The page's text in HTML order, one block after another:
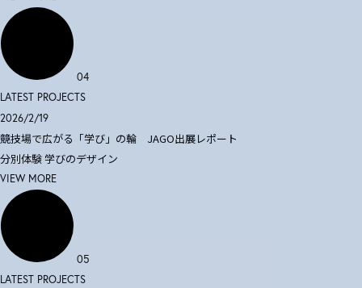
04
LATEST PROJECTS
2026/2/19
競技場で広がる「学び」の輪 JAGO出展レポート
分別体験学びのデザイン
VIEW MORE
05
LATEST PROJECTS